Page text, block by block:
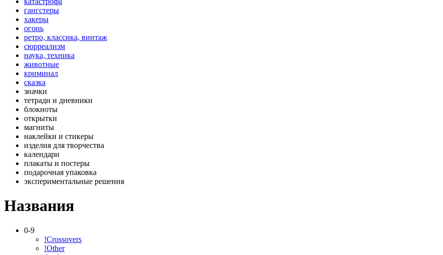
гангстеры
хакеры
огонь
ретро, классика, винтаж
сюрреализм
наука, техника
животные
криминал
сказка
значки
тетради и дневники
блокноты
открытки
магниты
наклейки и стикеры
изделия для творчества
календари
плакаты и постеры
подарочная упаковка
экспериментальные решения
Названия
0-9
!Crossovers
!Other